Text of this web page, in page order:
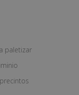
paletizar